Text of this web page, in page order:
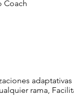
Coach
rama,